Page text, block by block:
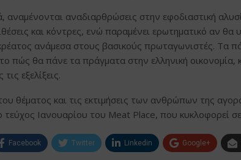
αναμένονται αναδιαρθρώσεις στην εφοδιαστική
και κόντρες, ενώ παραμένει ερωτηματικό αν
ανάμεσα στους βασικούς πρωταγωνιστές. Τα
πώς θα πάνε τα πράγματα στην ελληνική οικονομία,
εξελίξεις.
θέματος και τις εκτιμήσεις των ανθρώπων της
τεύχος Ιανουαρίου του Meat Place, που κυκλοφορεί σε
Facebook Twitter Linkedin Google+